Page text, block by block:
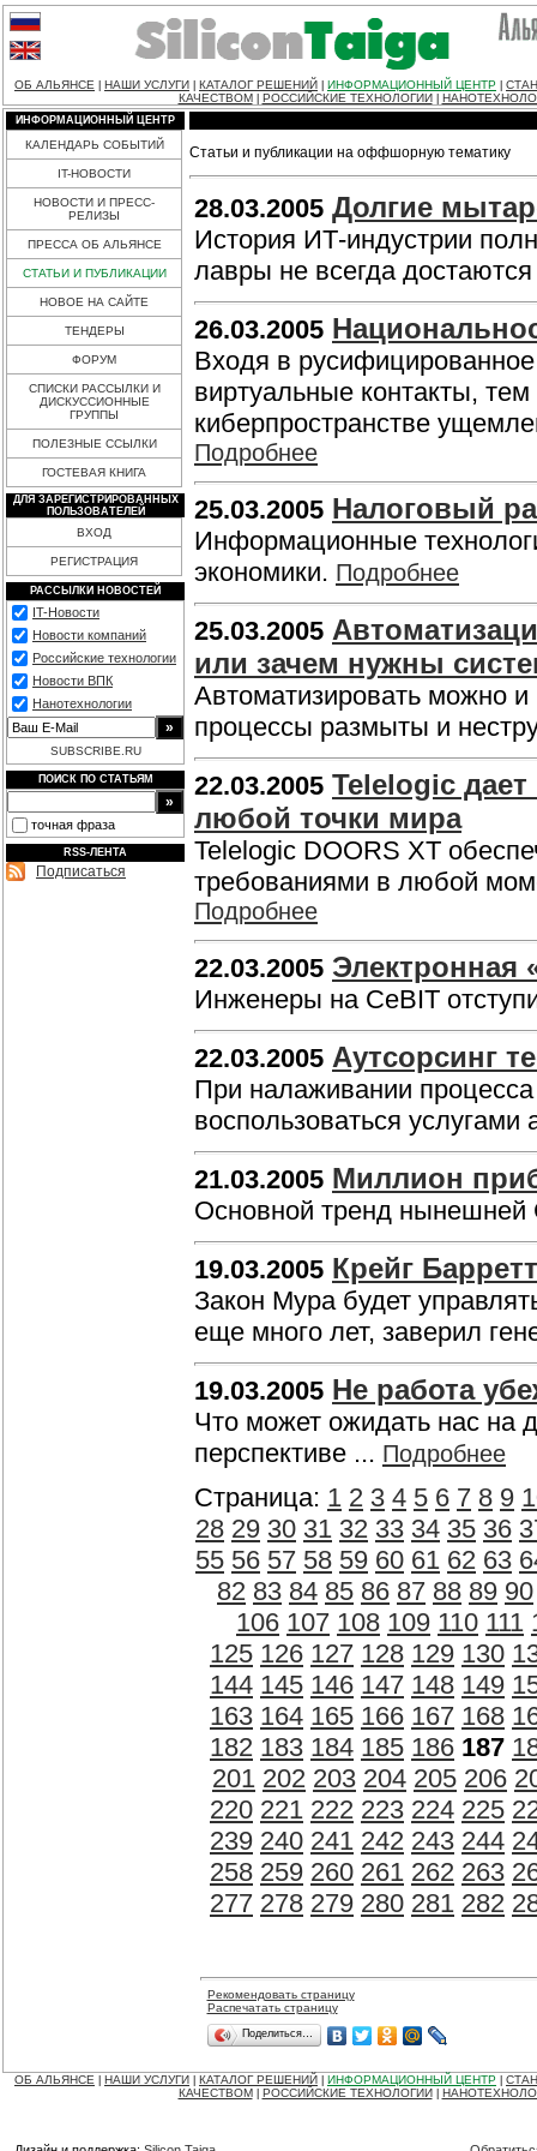
ОБ АЛЬЯНСЕ НАШИ УСЛУГИ КАТАЛОГ РЕШЕНИЙ ИНФОРМАЦИОННЫЙ ЦЕНТР
КАЧЕСТВОМ
РОССИЙСКИЕ ТЕХНОЛОГИИ
ИНФОРМАЦИОННЫЙ ЦЕНТР
КАЛЕНДАРЬ СОБЫТИЙ
IT-НОВОСТИ
НОВОСТИ И ПРЕСС-
РЕЛИЗЫ
ПРЕССА ОБ АЛЬЯНСЕ
СТАТЬИ И ПУБЛИКАЦИИ
НОВОЕ НА САЙТЕ
ТЕНДЕРЫ
ФОРУМ
СПИСКИ РАССЫЛКИ И
ДИСКУССИОННЫЕ
ГРУППЫ
ПОЛЕЗНЫЕ ССЫЛКИ
ГОСТЕВАЯ КНИГА
ДЛЯ ЗАРЕГИСТРИРОВАННЫХ
ПОЛЬЗОВАТЕЛЕЙ
ВХОД
РЕГИСТРАЦИЯ
РАССЫЛКИ НОВОСТЕЙ
IT-Новости
Новости компаний
Российские технологии
Новости ВПК
Нанотехнологии
SUBSCRIBE.RU
ПОИСК ПО СТАТЬЯМ
точная фраза
RSS-ЛЕНТА
Подписаться
Статьи и публикации на оффшорную тематику
28.03.2005 Долгие
История ИТ-индустрии
лавры не всегда
26.03.2005
Входя в
виртуальные контакты,
киберпространстве
Подробнее
25.03.2005 Налоговый
Информационные
экономики. Подробнее
25.03.2005
или зачем нужны
Автоматизировать можно
процессы размыты и
22.03.2005 Telelogic
любой точки мира
Telelogic DOORS XT
требованиями в любой
Подробнее
22.03.2005 Электронная
Инженеры на CeBIT
22.03.2005 Аутсорсинг
При налаживании
воспользоваться услугами
21.03.2005 Миллион
Основной тренд нынешней
19.03.2005 Крейг
Закон Мура будет
еще много лет, заверил
19.03.2005 Не работа
Что может ожидать нас на
перспективе ... Подробнее
Страница: 1 2 3 4 5 6 7 8 9
28 29 30 31 32 33 34 35 36
55 56 57 58 59 60 61 62 63
82 83 84 85 86 87 88 89 90
106 107 108 109 110 111
125 126 127 128 129 130
144 145 146 147 148 149
163 164 165 166 167 168
182 183 184 185 186 187
201 202 203 204 205 206
220 221 222 223 224 225
239 240 241 242 243 244
258 259 260 261 262 263
277 278 279 280 281 282
Рекомендовать страницу
Распечатать страницу
Поделиться…
ОБ АЛЬЯНСЕ НАШИ УСЛУГИ КАТАЛОГ РЕШЕНИЙ ИНФОРМАЦИОННЫЙ ЦЕНТР
КАЧЕСТВОМ
РОССИЙСКИЕ ТЕХНОЛОГИИ